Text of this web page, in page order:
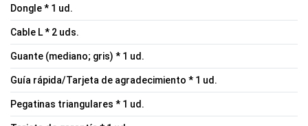
Dongle * 1 ud.
Cable L * 2 uds.
Guante (mediano; gris) * 1 ud.
Guía rápida/Tarjeta de agradecimiento * 1 ud.
Pegatinas triangulares * 1 ud.